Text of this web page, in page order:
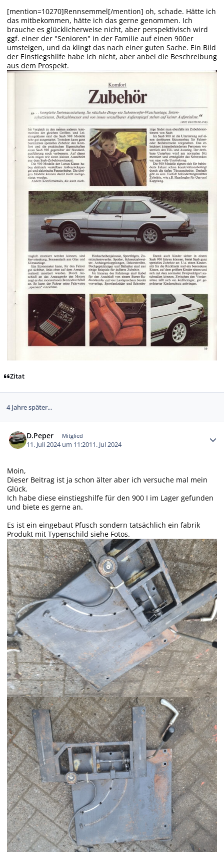
[mention=10270]Rennsemmel[/mention] oh, schade. Hätte ich
das mitbekommen, hätte ich das gerne genommen. Ich
brauche es glücklicherweise nicht, aber perspektivisch wird
ggf. einer der "Senioren" in der Familie auf einen 900er
umsteigen, und da klingt das nach einer guten Sache. Ein Bild
der Einstiegshilfe habe ich nicht, aber anbei die Beschreibung
aus dem Prospekt.
Zitat
4 Jahre später...
D.Peper Mitglied
11. Juli 2024 um 11:2011. Jul 2024
Moin,
Dieser Beitrag ist ja schon älter aber ich versuche mal mein
Glück.
Ich habe diese einstiegshilfe für den 900 I im Lager gefunden
und biete es gerne an.
Es ist ein eingebaut Pfusch sondern tatsächlich ein fabrik
Produkt mit Typenschild siehe Fotos.